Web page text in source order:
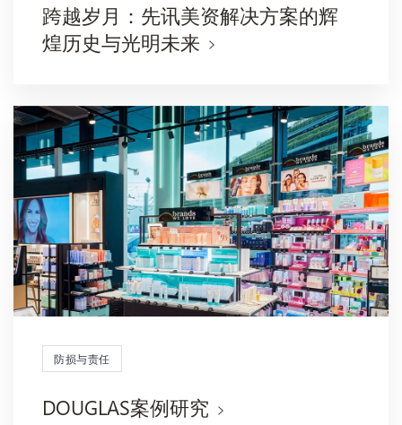
跨越岁月：先讯美资解决方案的辉
煌历史与光明未来
防损与责任
DOUGLAS案例研究